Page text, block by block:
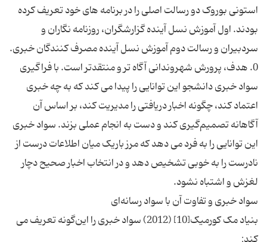
استونی بوروک دو رسالت اصلی را در برنامه های خود تعریف کرده
بودند. اول آموزش نسل آینده گزارشگران، روزنامه نگاران و
0. هدف، پرورش شهروندانی آگاه تر و منتقدتر است. با فراگیری
سواد خبری دانشجو این توانایی را پیدا می کند که به چه خبری
اعتماد کند، چگونه اخبار دریافتی را مدیریت کند، بر اساس آن
آگاهانه تصمیم‌گیری کند و دست به انجام عملی بزند. سواد خبری
این توانایی را به فرد می دهد که مرز باریک میان اطلاعات درست از
نادرست را به خوبی تشخیص دهد و در انتخاب اخبار صحیح دچار
بنیاد مک کورمیک[10] (2012) سواد خبری را این‌گونه تعریف می